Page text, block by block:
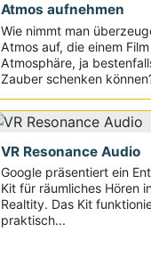
Atmos aufnehmen
Wie nimmt man
Atmos auf, die einem Film
Atmosphäre, ja
Zauber schenken
VR Resonance Audio
Google präsentiert ein
Kit für räumliches Hören
Realtity. Das Kit
praktisch...